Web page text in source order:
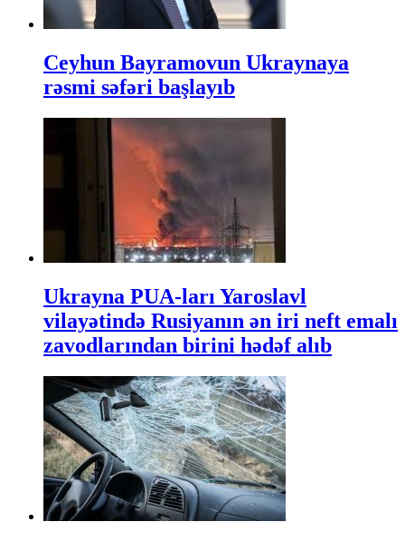
Ceyhun Bayramovun Ukraynaya
rəsmi səfəri başlayıb
Ukrayna PUA-ları Yaroslavl
vilayətində Rusiyanın ən iri neft emalı
zavodlarından birini hədəf alıb